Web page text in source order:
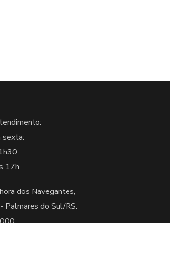
sexta:
17h
dos Navegantes,
Palmares do Sul/RS.